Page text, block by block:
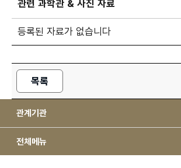
관련 과학관 & 사진 자료
등록된 자료가 없습니다
목록
관계기관
전체메뉴